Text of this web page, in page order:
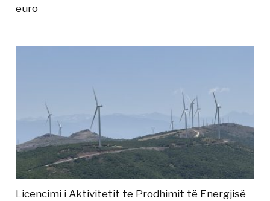
euro
Licencimi i Aktivitetit te Prodhimit të Energjisë